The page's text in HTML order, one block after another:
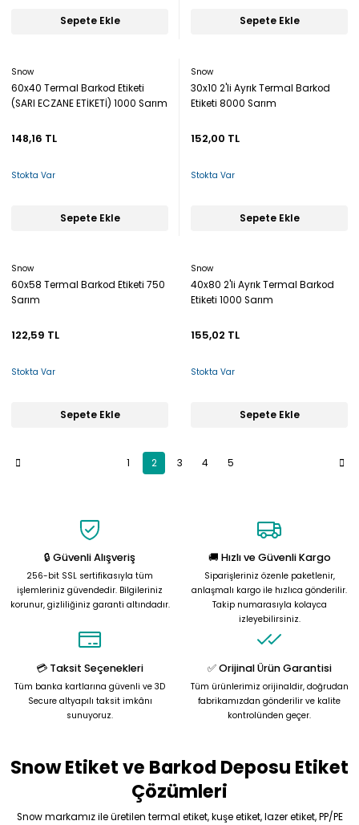
Sepete Ekle Sepete Ekle
Snow
60x40 Termal Barkod Etiketi
(SARI ECZANE ETİKETİ) 1000 Sarım
148,16 TL
Stokta Var
Sepete Ekle
Snow
30x10 2'li Ayrık Termal Barkod
Etiketi 8000 Sarım
152,00 TL
Stokta Var
Sepete Ekle
Snow
60x58 Termal Barkod Etiketi 750
Sarım
122,59 TL
Stokta Var
Sepete Ekle
Snow
40x80 2'li Ayrık Termal Barkod
Etiketi 1000 Sarım
155,02 TL
Stokta Var
Sepete Ekle
1 2 3 4 5
🔒 Güvenli Alışveriş
256-bit SSL sertifikasıyla tüm
işlemleriniz güvendedir. Bilgileriniz
korunur, gizliliğiniz garanti altındadır.
🚚 Hızlı ve Güvenli Kargo
Siparişleriniz özenle paketlenir,
anlaşmalı kargo ile hızlıca gönderilir.
Takip numarasıyla kolayca
izleyebilirsiniz.
💳 Taksit Seçenekleri
Tüm banka kartlarına güvenli ve 3D
Secure altyapılı taksit imkânı
sunuyoruz.
✅ Orijinal Ürün Garantisi
Tüm ürünlerimiz orijinaldir, doğrudan
fabrikamızdan gönderilir ve kalite
kontrolünden geçer.
Snow Etiket ve Barkod Deposu Etiket
Çözümleri
Snow markamız ile üretilen termal etiket, kuşe etiket, lazer etiket, PP/PE